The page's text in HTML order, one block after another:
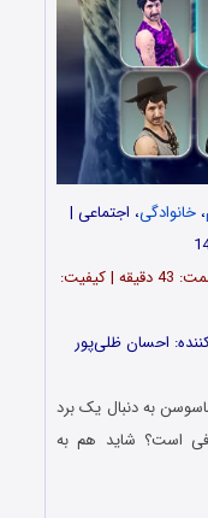
،خانوادگی، اجتماعی |
تعداد قسمت‎ها: … اپیزود | مدت زمان این قسمت: 43 دقیقه | کیفیت:
به دنبال یک برد
است؟ شاید هم به